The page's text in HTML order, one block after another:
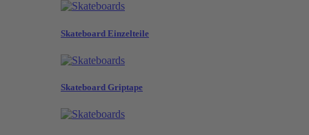
Skateboard Einzelteile
Skateboard Griptape